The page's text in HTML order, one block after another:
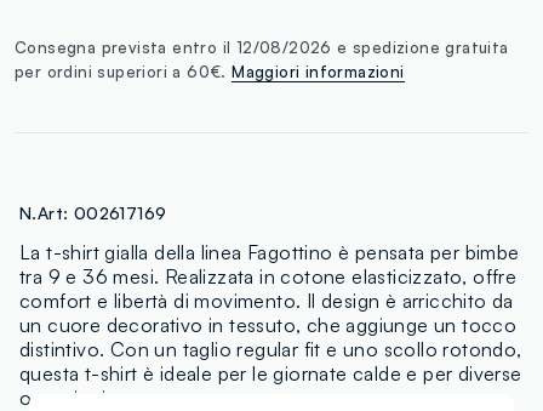
Consegna prevista entro il 12/08/2026 e spedizione gratuita
per ordini superiori a 60€.Maggiori informazioni
N.Art: 002617169
La t-shirt gialla della linea Fagottino è pensata per bimbe
tra 9 e 36 mesi. Realizzata in cotone elasticizzato, offre
comfort e libertà di movimento. Il design è arricchito da
un cuore decorativo in tessuto, che aggiunge un tocco
distintivo. Con un taglio regular fit e uno scollo rotondo,
questa t-shirt è ideale per le giornate calde e per diverse
occasioni.